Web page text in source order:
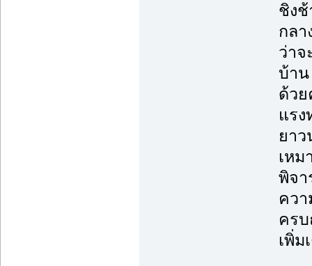
ชิงช้
กลา
ว่าจ
บ้าน
ด้วย
แร
ยาว
เหม
พิจา
ควา
คร
เพิ่ม